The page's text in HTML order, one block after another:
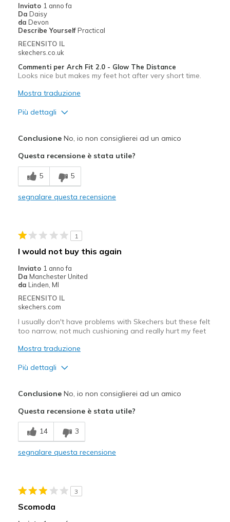
Inviato 1 anno fa
Da Daisy
da Devon
Describe Yourself Practical
RECENSITO IL
skechers.co.uk
Commenti per Arch Fit 2.0 - Glow The Distance
Looks nice but makes my feet hot after very short time.
Mostra traduzione
Più dettagli
Difetti
Poor Cushioning
Feels too wide
Sizing
Feels half size too big
View On Shoes
ConclusioneNo, io non consiglierei ad un amico
Questa recensione è stata utile?
5 5
segnalare questa recensione
1
I would not buy this again
Inviato 1 anno fa
Da Manchester United
da Linden, MI
RECENSITO IL
skechers.com
I usually don't have problems with Skechers but these felt
too narrow, not much cushioning and really hurt my feet
Mostra traduzione
Più dettagli
Width
Feels too narrow
Sizing
View On Shoes
Shoes are for Wearing
ConclusioneNo, io non consiglierei ad un amico
Questa recensione è stata utile?
14 3
segnalare questa recensione
3
Scomoda